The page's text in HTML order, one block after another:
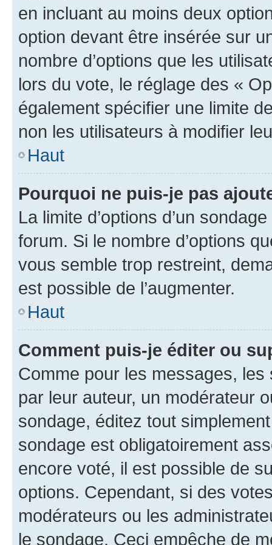
en incluant au moins deux
option devant être insérée sur
nombre d’options que les
lors du vote, le réglage des «
également spécifier une limite
non les utilisateurs à modifier
Haut
Pourquoi ne puis-je pas
La limite d’options d’un
forum. Si le nombre d’options
vous semble trop restreint,
est possible de l’augmenter.
Haut
Comment puis-je éditer ou
Comme pour les messages,
par leur auteur, un modérateur
sondage, éditez tout
sondage est obligatoirement
encore voté, il est possible de
options. Cependant, si des
modérateurs ou les
le sondage. Ceci empêche de